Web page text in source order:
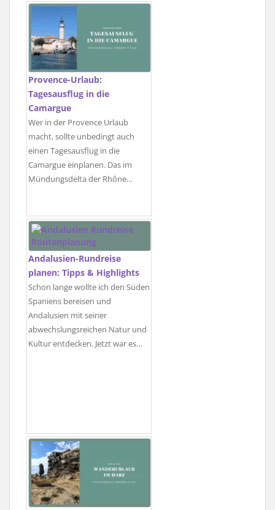
Provence-Urlaub:
Tagesausflug in die
Camargue
Wer in der Provence Urlaub
macht, sollte unbedingt auch
einen Tagesausflug in die
Camargue einplanen. Das im
Mündungsdelta der Rhône…
Andalusien-Rundreise
planen: Tipps & Highlights
Schon lange wollte ich den Süden
Spaniens bereisen und
Andalusien mit seiner
abwechslungsreichen Natur und
Kultur entdecken. Jetzt war es…